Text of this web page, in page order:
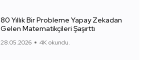
80 Yıllık Bir Probleme Yapay Zekadan
Gelen Matematikçileri Şaşırttı
28.05.2026 4K okundu.